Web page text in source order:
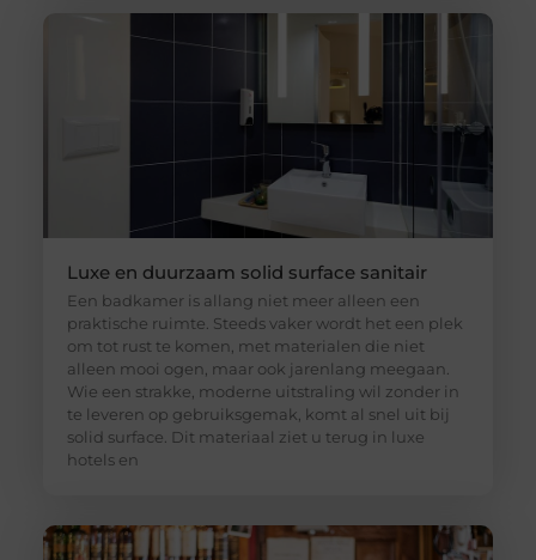
Luxe en duurzaam solid surface sanitair
Een badkamer is allang niet meer alleen een
praktische ruimte. Steeds vaker wordt het een plek
om tot rust te komen, met materialen die niet
alleen mooi ogen, maar ook jarenlang meegaan.
Wie een strakke, moderne uitstraling wil zonder in
te leveren op gebruiksgemak, komt al snel uit bij
solid surface. Dit materiaal ziet u terug in luxe
hotels en